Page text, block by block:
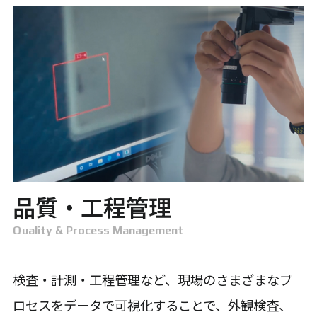
品質・工程管理
Quality & Process Management
検査・計測・工程管理など、現場のさまざまなプ
ロセスをデータで可視化することで、外観検査、